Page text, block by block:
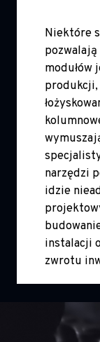
Niektóre
modułów
produkcji,
narzędzi
idzie
instalacji
zwrotu